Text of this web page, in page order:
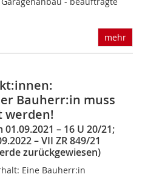
mehr
Bauherr:in muss
werden!
– 16 U 20/21;
– VII ZR 849/21
zurückgewiesen)
Eine Bauherr:in